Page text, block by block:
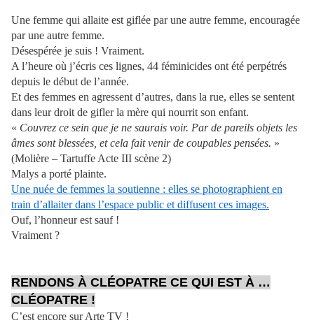
Une femme qui allaite est giflée par une autre femme, encouragée
par une autre femme.
Désespérée je suis ! Vraiment.
A l’heure où j’écris ces lignes, 44 féminicides ont été perpétrés
depuis le début de l’année.
Et des femmes en agressent d’autres, dans la rue, elles se sentent
dans leur droit de gifler la mère qui nourrit son enfant.
« Couvrez ce sein que je ne saurais voir. Par de pareils objets les
âmes sont blessées, et cela fait venir de coupables pensées. »
(Molière – Tartuffe Acte III scène 2)
Malys a porté plainte.
Une nuée de femmes la soutienne : elles se photographient en
train d’allaiter dans l’espace public et diffusent ces images.
Ouf, l’honneur est sauf !
Vraiment ?
RENDONS À CLÉOPATRE CE QUI EST À …
CLÉOPATRE !
C’est encore sur Arte TV !